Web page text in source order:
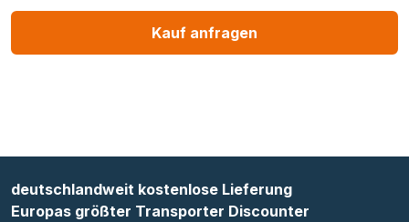
Kauf anfragen
deutschlandweit kostenlose Lieferung
Europas größter Transporter Discounter